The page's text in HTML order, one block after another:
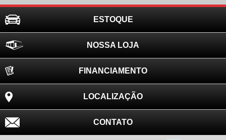
ESTOQUE
NOSSA LOJA
FINANCIAMENTO
LOCALIZAÇÃO
CONTATO